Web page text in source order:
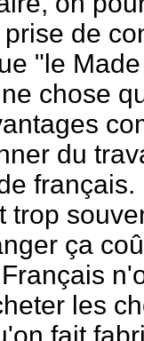
de
"le
chose
du
français.
trop
ça
les